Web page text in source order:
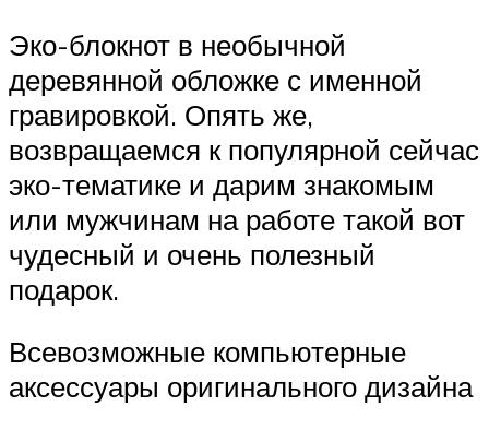
Эко-блокнот в необычной
деревянной обложке с именной
гравировкой. Опять же,
возвращаемся к популярной сейчас
эко-тематике и дарим знакомым
или мужчинам на работе такой вот
чудесный и очень полезный
подарок.
Всевозможные компьютерные
аксессуары оригинального дизайна